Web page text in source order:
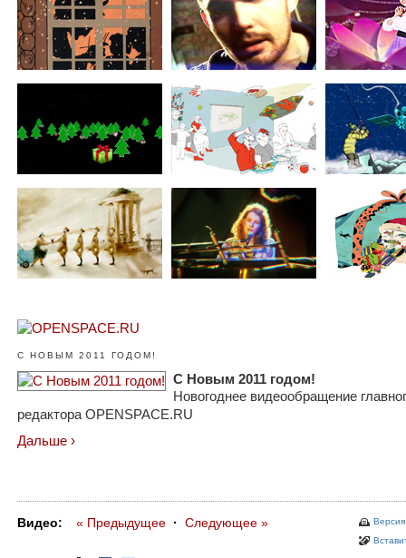
С НОВЫМ 2011 ГОДОМ!
С Новым 2011 годом!
Новогоднее видеообращение
редактора OPENSPACE.RU
Дальше ›
Видео: « Предыдущее · Следующее »